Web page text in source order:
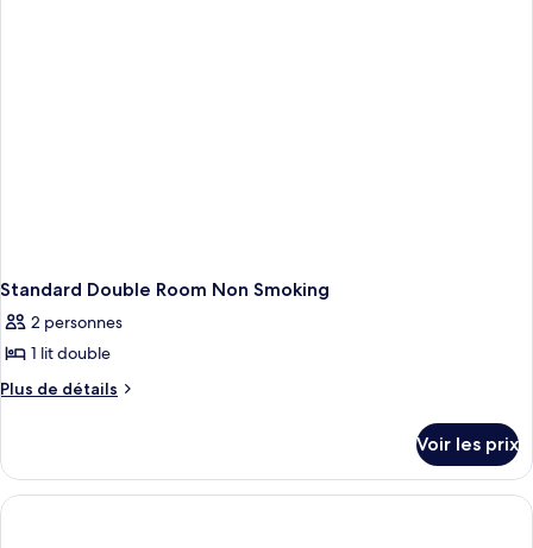
Standard Double Room Non Smoking
2 personnes
1 lit double
Plus de détails
Plus
le
type
de
Voir les prix